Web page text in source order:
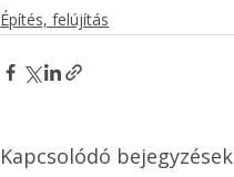
Építés, felújítás
Kapcsolódó bejegyzések